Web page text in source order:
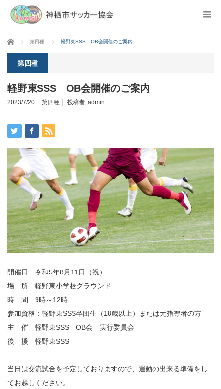
ホーム 第四種 軽野東SSS OB会開催のご案内
第四種
軽野東SSS OB会開催のご案内
2023/7/20 第四種 投稿者: admin
開催日 令和5年8月11日（祝）
場 所 軽野東小学校グラウンド
時 間 9時～12時
参加資格：軽野東SSS卒団生（18歳以上）または元指導者の方
主 催 軽野東SSS OB会 実行委員会
後 援 軽野東SSS
当日は交流試合を予定しておりますので、運動の出来る準備をし
てお越しください。